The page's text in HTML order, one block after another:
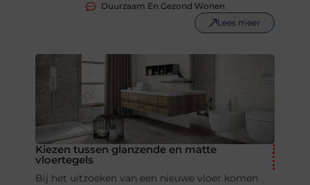
Duurzaam En Gezond Wonen
Lees meer
Kiezen tussen glanzende en matte
vloertegels
Bij het uitzoeken van een nieuwe vloer komen